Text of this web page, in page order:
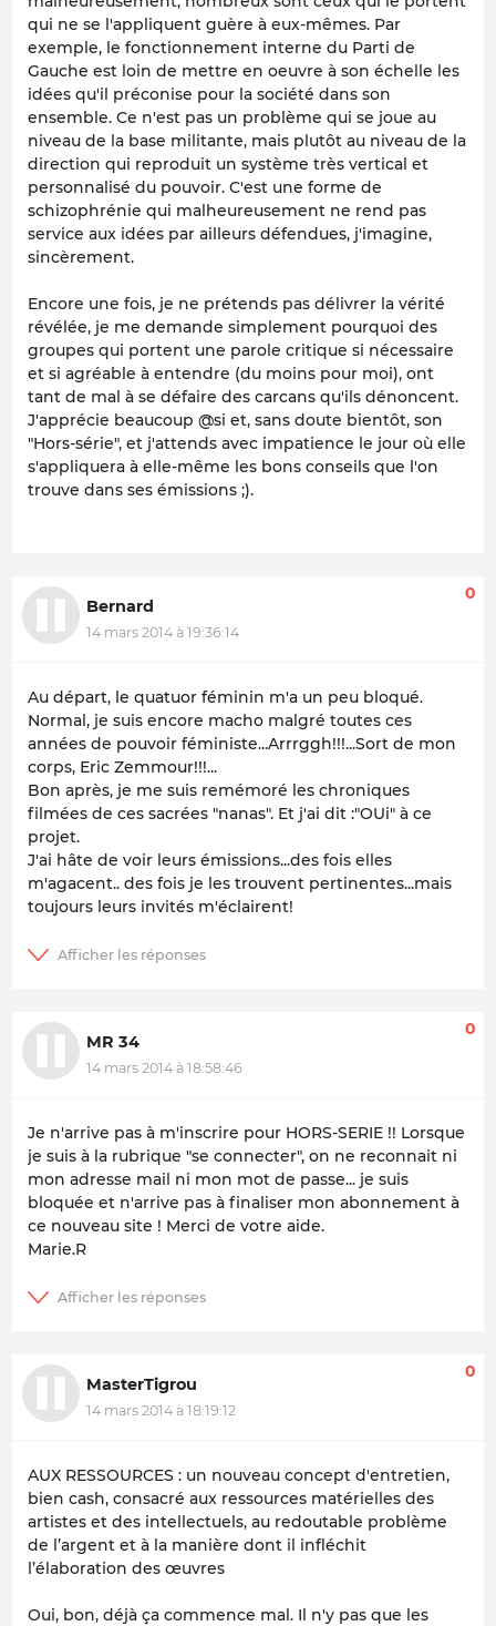
qui ne se l'appliquent guère à eux-mêmes. Par
exemple, le fonctionnement interne du Parti de
Gauche est loin de mettre en oeuvre à son échelle les
idées qu'il préconise pour la société dans son
ensemble. Ce n'est pas un problème qui se joue au
niveau de la base militante, mais plutôt au niveau de la
direction qui reproduit un système très vertical et
personnalisé du pouvoir. C'est une forme de
schizophrénie qui malheureusement ne rend pas
service aux idées par ailleurs défendues, j'imagine,
sincèrement.
Encore une fois, je ne prétends pas délivrer la vérité
révélée, je me demande simplement pourquoi des
groupes qui portent une parole critique si nécessaire
et si agréable à entendre (du moins pour moi), ont
tant de mal à se défaire des carcans qu'ils dénoncent.
J'apprécie beaucoup @si et, sans doute bientôt, son
"Hors-série", et j'attends avec impatience le jour où elle
s'appliquera à elle-même les bons conseils que l'on
trouve dans ses émissions ;).
Bernard
14 mars 2014 à 19:36:14
0
Au départ, le quatuor féminin m'a un peu bloqué.
Normal, je suis encore macho malgré toutes ces
années de pouvoir féministe...Arrrggh!!!...Sort de mon
corps, Eric Zemmour!!!...
Bon après, je me suis remémoré les chroniques
filmées de ces sacrées "nanas". Et j'ai dit :"OUi" à ce
projet.
J'ai hâte de voir leurs émissions...des fois elles
m'agacent.. des fois je les trouvent pertinentes...mais
toujours leurs invités m'éclairent!
MR 34
14 mars 2014 à 18:58:46
0
Je n'arrive pas à m'inscrire pour HORS-SERIE !! Lorsque
je suis à la rubrique "se connecter", on ne reconnait ni
mon adresse mail ni mon mot de passe... je suis
bloquée et n'arrive pas à finaliser mon abonnement à
ce nouveau site ! Merci de votre aide.
Marie.R
MasterTigrou
14 mars 2014 à 18:19:12
0
AUX RESSOURCES : un nouveau concept d'entretien,
bien cash, consacré aux ressources matérielles des
artistes et des intellectuels, au redoutable problème
de l’argent et à la manière dont il infléchit
l’élaboration des œuvres
Oui, bon, déjà ça commence mal. Il n'y pas que les